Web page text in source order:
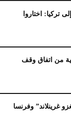
تركيا: اختاروا
من اتفاق وقف
غرينلاند” وفرنسا